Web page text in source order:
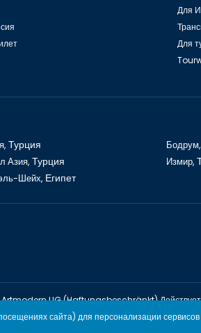
Для
Для
Турция Бодрум,
Азия, Турция Измир,
Шейх, Египет
Artmodern UG (Haftungsbeschränkt) Действует
TOURWİX TURİZM Действует в
сайта) для персонализации сервисов